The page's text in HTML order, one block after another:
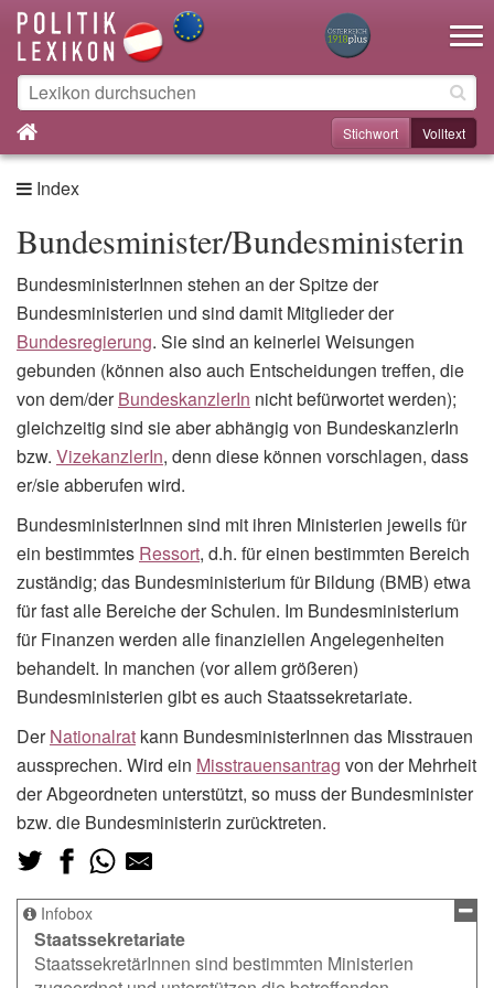
Stichwort Volltext
Index
Bundesminister/Bundesministerin
BundesministerInnen stehen an der Spitze der
Bundesministerien und sind damit Mitglieder der
Bundesregierung. Sie sind an keinerlei Weisungen
gebunden (können also auch Entscheidungen treffen, die
von dem/derBundeskanzlerIn nicht befürwortet werden);
gleichzeitig sind sie aber abhängig von BundeskanzlerIn
bzw. VizekanzlerIn, denn diese können vorschlagen, dass
er/sie abberufen wird.
BundesministerInnen sind mit ihren Ministerien jeweils für
ein bestimmtes Ressort, d.h. für einen bestimmten Bereich
zuständig; das Bundesministerium für Bildung (BMB) etwa
für fast alle Bereiche der Schulen. Im Bundesministerium
für Finanzen werden alle finanziellen Angelegenheiten
behandelt. In manchen (vor allem größeren)
Bundesministerien gibt es auch Staatssekretariate.
DerNationalrat kann BundesministerInnen das Misstrauen
aussprechen. Wird ein Misstrauensantrag von der Mehrheit
der Abgeordneten unterstützt, so muss der Bundesminister
bzw. die Bundesministerin zurücktreten.
Infobox
Staatssekretariate
StaatssekretärInnen sind bestimmten Ministerien